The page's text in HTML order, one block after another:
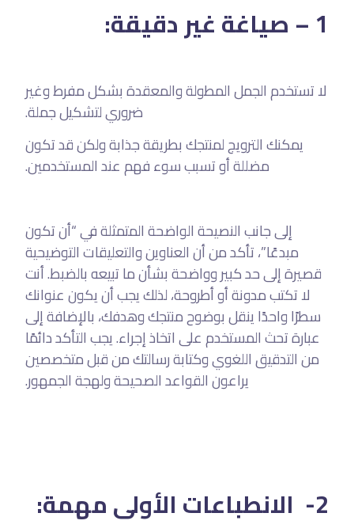
1– صياغة غير دقيقة:
لا تستخدم الجمل المطولة والمعقدة بشكل مفرط وغير
ضروري لتشكيل جملة.
يمكنك الترويج لمنتجك بطريقة جذابة ولكن قد تكون
مضللة أو تسبب سوء فهم عند المستخدمين.
إلى جانب النصيحة الواضحة المتمثلة في “أن تكون
مبدعًا”، تأكد من أن العناوين والتعليقات التوضيحية
قصيرة إلى حد كبير وواضحة بشأن ما تبيعه بالضبط. أنت
لا تكتب مدونة أو أطروحة، لذلك يجب أن يكون عنوانك
سطرًا واحدًا ينقل بوضوح منتجك وهدفك، بالإضافة إلى
عبارة تحث المستخدم على اتخاذ إجراء. يجب التأكد دائمًا
من التدقيق اللغوي وكتابة رسالتك من قبل متخصصين
يراعون القواعد الصحيحة ولهجة الجمهور.
2- الانطباعات الأولى مهمة: